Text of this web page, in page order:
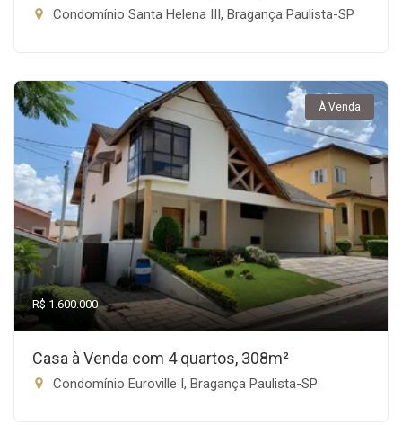
Condomínio Santa Helena III, Bragança Paulista-SP
À Venda
R$ 1.600.000
Casa à Venda com 4 quartos, 308m²
Condomínio Euroville I, Bragança Paulista-SP